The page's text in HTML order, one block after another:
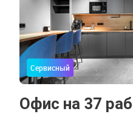
Сервисный
Офис на 37